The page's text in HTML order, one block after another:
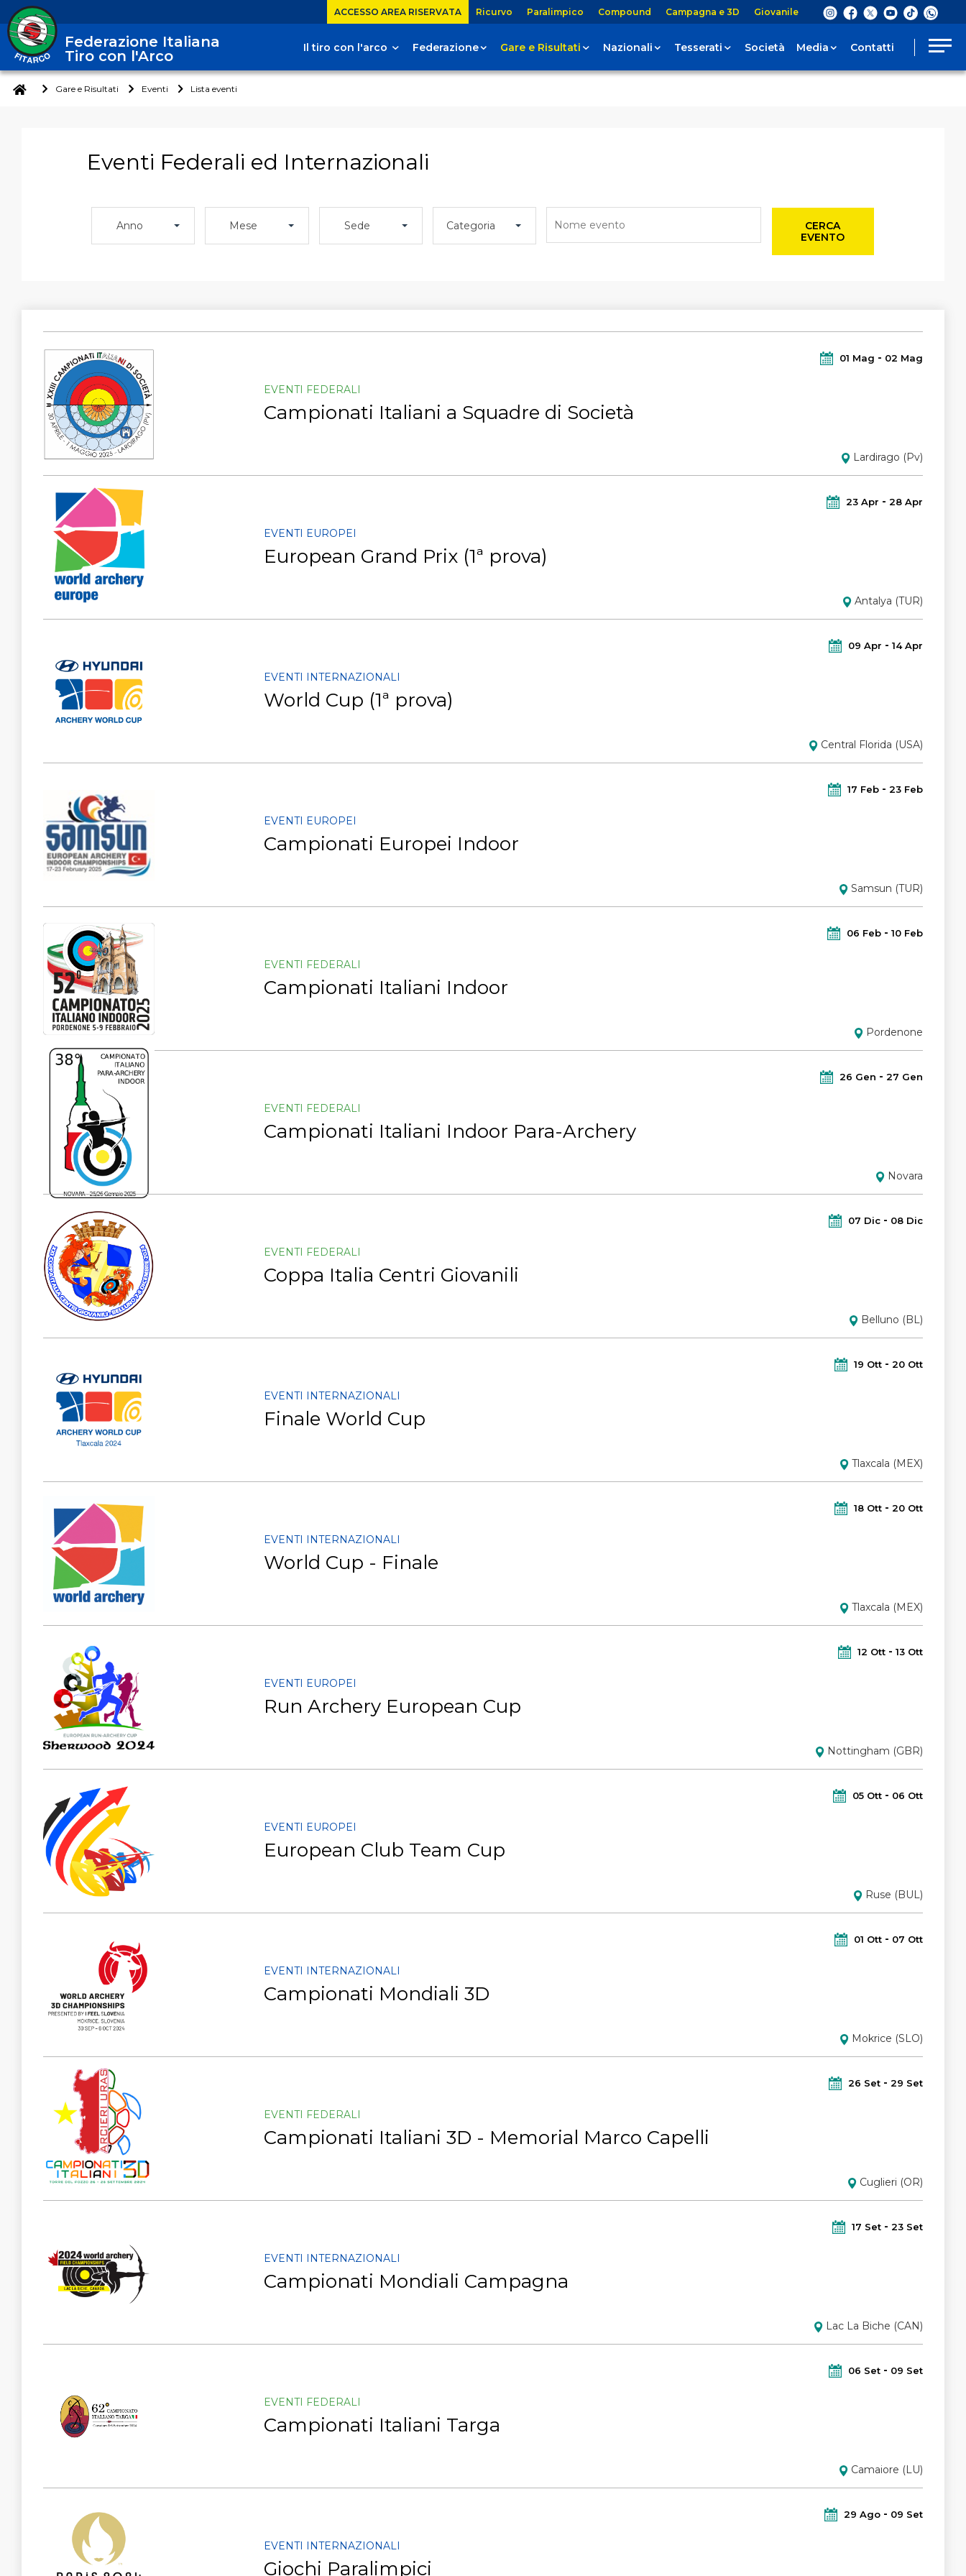
ACCESSO AREA RISERVATA Ricurvo Paralimpico Compound Campagna e 3D Giovanile
Federazione Italiana
Tiro con l'Arco
Il tiro con l'arco Federazione Gare e Risultati Nazionali Tesserati Società Media Contatti
Gare e Risultati Eventi Lista eventi
Eventi Federali ed Internazionali
Anno Mese Sede Categoria
CERCA
EVENTO
EVENTI FEDERALI
Campionati Italiani a Squadre di Società
01 Mag 02 Mag
Lardirago (Pv)
EVENTI EUROPEI
European Grand Prix (1ª prova)
23 Apr 28 Apr
Antalya (TUR)
EVENTI INTERNAZIONALI
World Cup (1ª prova)
09 Apr 14 Apr
Central Florida (USA)
EVENTI EUROPEI
Campionati Europei Indoor
17 Feb 23 Feb
Samsun (TUR)
EVENTI FEDERALI
Campionati Italiani Indoor
06 Feb 10 Feb
Pordenone
EVENTI FEDERALI
Campionati Italiani Indoor Para-Archery
26 Gen 27 Gen
Novara
EVENTI FEDERALI
Coppa Italia Centri Giovanili
07 Dic 08 Dic
Belluno (BL)
EVENTI INTERNAZIONALI
Finale World Cup
19 Ott 20 Ott
Tlaxcala (MEX)
EVENTI INTERNAZIONALI
World Cup - Finale
18 Ott 20 Ott
Tlaxcala (MEX)
EVENTI EUROPEI
Run Archery European Cup
12 Ott 13 Ott
Nottingham (GBR)
EVENTI EUROPEI
European Club Team Cup
05 Ott 06 Ott
Ruse (BUL)
EVENTI INTERNAZIONALI
Campionati Mondiali 3D
01 Ott 07 Ott
Mokrice (SLO)
EVENTI FEDERALI
Campionati Italiani 3D - Memorial Marco Capelli
26 Set 29 Set
Cuglieri (OR)
EVENTI INTERNAZIONALI
Campionati Mondiali Campagna
17 Set 23 Set
Lac La Biche (CAN)
EVENTI FEDERALI
Campionati Italiani Targa
06 Set 09 Set
Camaiore (LU)
EVENTI INTERNAZIONALI
Giochi Paralimpici
29 Ago 09 Set